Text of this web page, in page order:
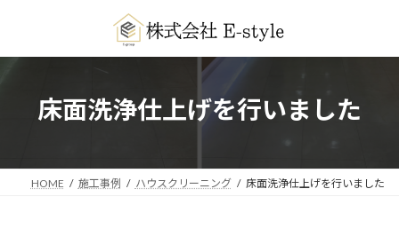
ン
プ
ー
動
床面洗浄仕上げを行いました
HOME 施工事例 ハウスクリーニング 床面洗浄仕上げを行いました